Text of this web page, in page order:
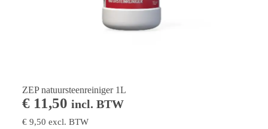
ZEP natuursteenreiniger 1L
€11,50 incl. BTW
€9,50 excl. BTW